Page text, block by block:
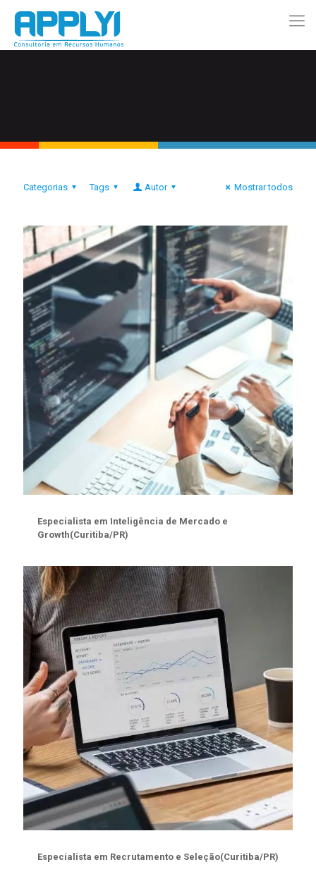
Categorias Tags Autor Mostrar todos
Especialista em Inteligência de Mercado e
Growth(Curitiba/PR)
Especialista em Recrutamento e Seleção(Curitiba/PR)